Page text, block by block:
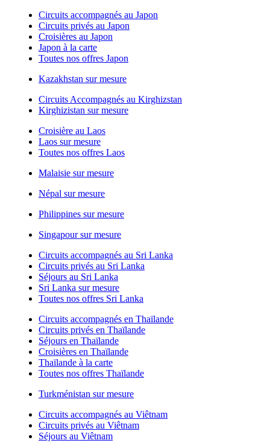
Circuits accompagnés au Japon
Circuits privés au Japon
Croisières au Japon
Japon à la carte
Toutes nos offres Japon
Kazakhstan sur mesure
Circuits Accompagnés au Kirghizstan
Kirghizistan sur mesure
Croisière au Laos
Laos sur mesure
Toutes nos offres Laos
Malaisie sur mesure
Népal sur mesure
Philippines sur mesure
Singapour sur mesure
Circuits accompagnés au Sri Lanka
Circuits privés au Sri Lanka
Séjours au Sri Lanka
Sri Lanka sur mesure
Toutes nos offres Sri Lanka
Circuits accompagnés en Thaïlande
Circuits privés en Thaïlande
Séjours en Thaïlande
Croisières en Thaïlande
Thaïlande à la carte
Toutes nos offres Thaïlande
Turkménistan sur mesure
Circuits accompagnés au Viêtnam
Circuits privés au Viêtnam
Séjours au Viêtnam